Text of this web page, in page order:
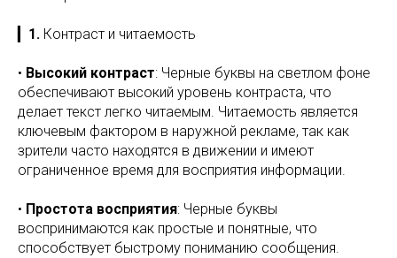
1. Контраст и читаемость
• Высокий контраст: Черные буквы на светлом фоне
обеспечивают высокий уровень контраста, что
делает текст легко читаемым. Читаемость является
ключевым фактором в наружной рекламе, так как
зрители часто находятся в движении и имеют
ограниченное время для восприятия информации.
• Простота восприятия: Черные буквы
воспринимаются как простые и понятные, что
способствует быстрому пониманию сообщения.